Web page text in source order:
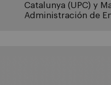
Catalunya (UPC) y
Administración de